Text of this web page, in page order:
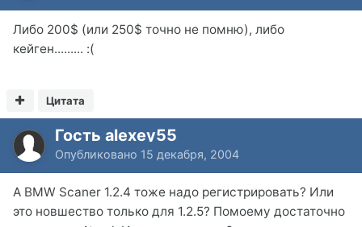
Либо 200$ (или 250$ точно не помню), либо
кейген......... :(
Цитата
Гость alexey55
Опубликовано 15 декабря, 2004
А BMW Scaner 1.2.4 тоже надо регистрировать? Или
это новшество только для 1.2.5? Помоему достаточно